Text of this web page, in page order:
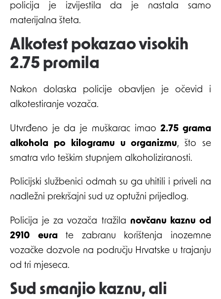
policija je izvijestila da je nastala samo
materijalna šteta.
Alkotest pokazao visokih
2.75 promila
Nakon dolaska policije obavljen je očevid i
alkotestiranje vozača.
Utvrđeno je da je muškarac imao2.75 grama
alkohola po kilogramu u organizmu, što se
smatra vrlo teškim stupnjem alkoholiziranosti.
Policijski službenici odmah su ga uhitili i priveli na
nadležni prekršajni sud uz optužni prijedlog.
Policija je za vozača tražila novčanu kaznu od
2910 eurate zabranu korištenja inozemne
vozačke dozvole na području Hrvatske u trajanju
od tri mjeseca.
Sud smanjio kaznu, ali